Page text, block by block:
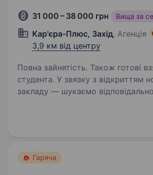
31 000 – 38 000 грн Вища за
Кар'єра-Плюс, Захід, Агенція
3,9 км від центру
Повна зайнятість. Також готові
студента. У звязку з відкриттям нового
закладу — шукаємо
Гаряча